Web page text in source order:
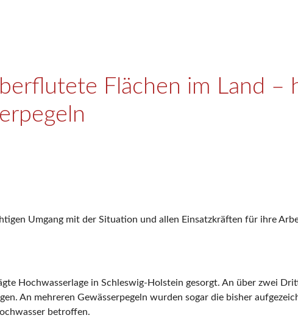
Flächen im Land –
Umgang mit der Situation und allen Einsatzkräften für ihre
Hochwasserlage in Schleswig-Holstein gesorgt. An über zwei
An mehreren Gewässerpegeln wurden sogar die bisher
betroffen.